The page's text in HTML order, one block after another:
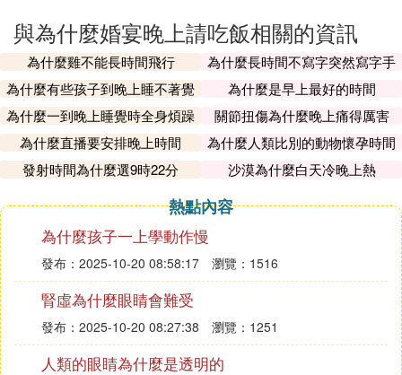
早出晚歸，天長地久，洞房花燭。
台州地區確實這樣，一般女方婚禮在中午，男方婚禮
在晚上，這樣子比較方便，不會有時間沖突，各方面
處理時間也比較寬余，當然現在有一些在酒店辦理，
男方女方混合在一起的也挺多了，台州我所知道的，
一般是這樣，上午男方會把豬、煙、酒、飲料、糖等
等之類東西帶過去，一般新郎還帶幾個保鏢（朋友當
中酒量比較好的，相當是酒保之類），中午在女方家
吃飯，然後男方朋友會過來接親，我那邊新郎是不過
去的，多是朋友在接新娘、新娘朋友、伴娘（歲數比
較大的），然後晚上新娘父母一起過來吃飯，程序就
這樣差不多，因為我當過新郎保鏢，大概就這差不
多。。
與為什麼婚宴晚上請吃飯相關的資訊
為什麼雞不能長時間飛行
為什麼長時間不寫字突然寫字手
會不習慣
為什麼有些孩子到晚上睡不著覺
為什麼是早上最好的時間
為什麼一到晚上睡覺時全身煩躁
關節扭傷為什麼晚上痛得厲害
為什麼直播要安排晚上時間
為什麼人類比別的動物懷孕時間
長
發射時間為什麼選9時22分 沙漠為什麼白天冷晚上熱
熱點內容
為什麼孩子一上學動作慢
發布：2025-10-20 08:58:17 瀏覽：1516
腎虛為什麼眼睛會難受
發布：2025-10-20 08:27:38 瀏覽：1251
人類的眼睛為什麼是透明的